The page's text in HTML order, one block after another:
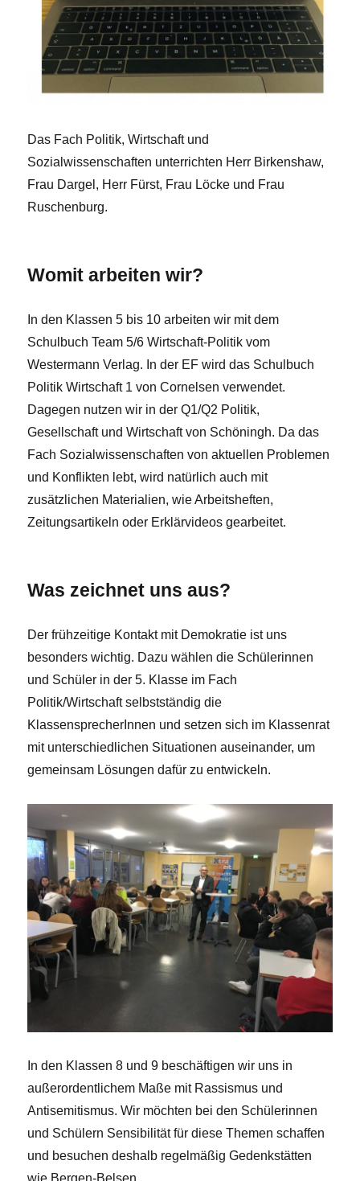
Das Fach Politik, Wirtschaft und
Sozialwissenschaften unterrichten Herr Birkenshaw,
Frau Dargel, Herr Fürst, Frau Löcke und Frau
Ruschenburg.
Womit arbeiten wir?
In den Klassen 5 bis 10 arbeiten wir mit dem
Schulbuch Team 5/6 Wirtschaft-Politik vom
Westermann Verlag. In der EF wird das Schulbuch
Politik Wirtschaft 1 von Cornelsen verwendet.
Dagegen nutzen wir in der Q1/Q2 Politik,
Gesellschaft und Wirtschaft von Schöningh. Da das
Fach Sozialwissenschaften von aktuellen Problemen
und Konflikten lebt, wird natürlich auch mit
zusätzlichen Materialien, wie Arbeitsheften,
Zeitungsartikeln oder Erklärvideos gearbeitet.
Was zeichnet uns aus?
Der frühzeitige Kontakt mit Demokratie ist uns
besonders wichtig. Dazu wählen die Schülerinnen
und Schüler in der 5. Klasse im Fach
Politik/Wirtschaft selbstständig die
KlassensprecherInnen und setzen sich im Klassenrat
mit unterschiedlichen Situationen auseinander, um
gemeinsam Lösungen dafür zu entwickeln.
In den Klassen 8 und 9 beschäftigen wir uns in
außerordentlichem Maße mit Rassismus und
Antisemitismus. Wir möchten bei den Schülerinnen
und Schülern Sensibilität für diese Themen schaffen
und besuchen deshalb regelmäßig Gedenkstätten
wie Bergen-Belsen.